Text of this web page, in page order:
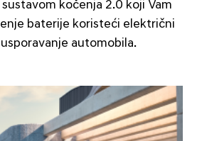
kočenja 2.0 koji Vam
baterije koristeći električni
automobila.